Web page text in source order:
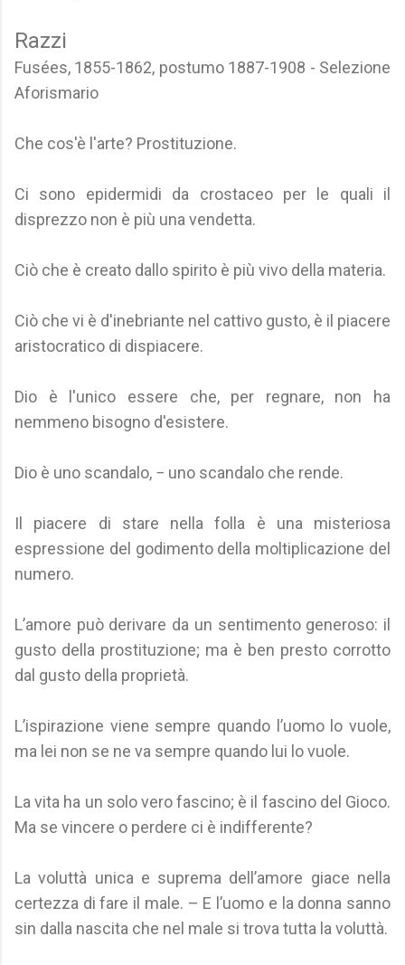
Razzi
Fusées, 1855-1862, postumo 1887-1908 - Selezione
Aforismario
Che cos'è l'arte? Prostituzione.
Ci sono epidermidi da crostaceo per le quali il
disprezzo non è più una vendetta.
Ciò che è creato dallo spirito è più vivo della materia.
Ciò che vi è d'inebriante nel cattivo gusto, è il piacere
aristocratico di dispiacere.
Dio è l'unico essere che, per regnare, non ha
nemmeno bisogno d'esistere.
Dio è uno scandalo, − uno scandalo che rende.
Il piacere di stare nella folla è una misteriosa
espressione del godimento della moltiplicazione del
numero.
L’amore può derivare da un sentimento generoso: il
gusto della prostituzione; ma è ben presto corrotto
dal gusto della proprietà.
L’ispirazione viene sempre quando l’uomo lo vuole,
ma lei non se ne va sempre quando lui lo vuole.
La vita ha un solo vero fascino; è il fascino del Gioco.
Ma se vincere o perdere ci è indifferente?
La voluttà unica e suprema dell’amore giace nella
certezza di fare il male. – E l’uomo e la donna sanno
sin dalla nascita che nel male si trova tutta la voluttà.